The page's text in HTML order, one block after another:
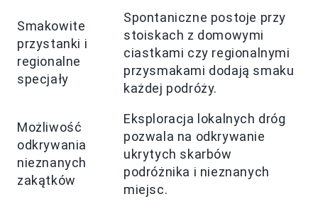
Smakowite
przystanki i
regionalne
specjały
Spontaniczne postoje przy
stoiskach z domowymi
ciastkami czy regionalnymi
przysmakami dodają smaku
każdej podróży.
Możliwość
odkrywania
nieznanych
zakątków
Eksploracja lokalnych dróg
pozwala na odkrywanie
ukrytych skarbów
podróżnika i nieznanych
miejsc.